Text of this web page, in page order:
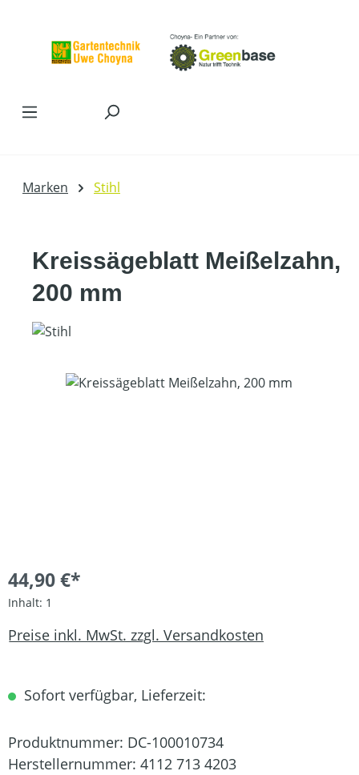
Marken Stihl
Kreissägeblatt Meißelzahn,
200 mm
Bildergalerie überspringen
44,90 €*
Inhalt: 1
Preise inkl. MwSt. zzgl. Versandkosten
Sofort verfügbar, Lieferzeit:
Produktnummer: DC-100010734
Herstellernummer: 4112 713 4203